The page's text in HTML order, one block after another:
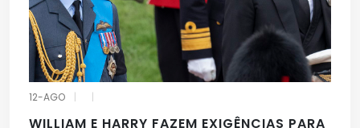
12-AGO
WILLIAM E HARRY FAZEM EXIGÊNCIAS PARA